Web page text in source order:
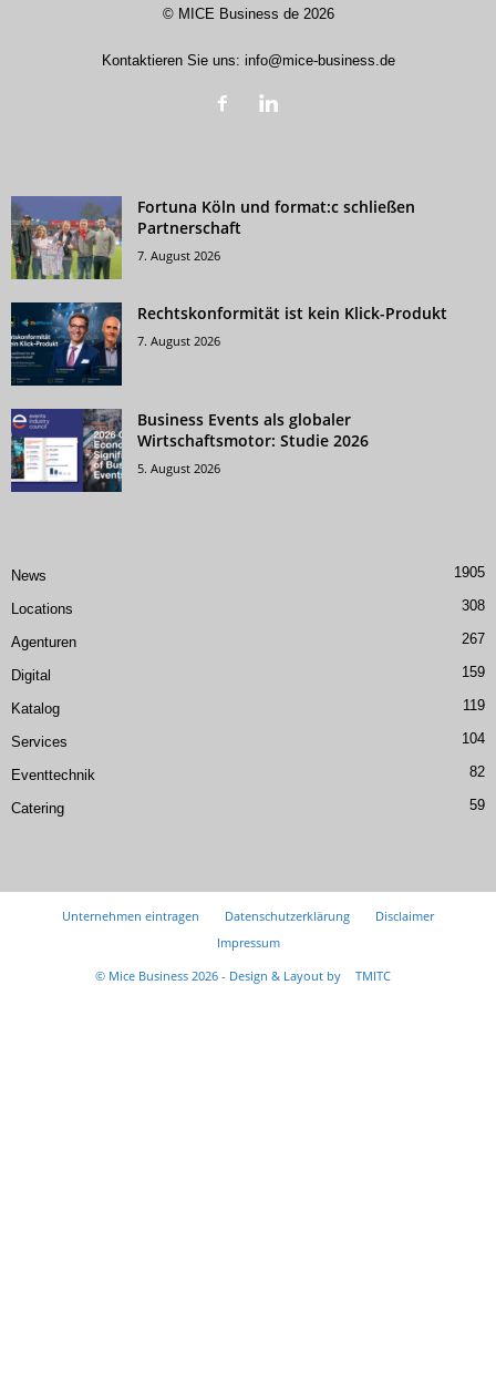
© MICE Business de2026
Kontaktieren Sie uns: info@mice-business.de
Fortuna Köln und format:c schließen
Partnerschaft
7. August 2026
Rechtskonformität ist kein Klick-Produkt
7. August 2026
Business Events als globaler
Wirtschaftsmotor: Studie 2026
5. August 2026
News 1905
Locations 308
Agenturen 267
Digital 159
Katalog 119
Services 104
Eventtechnik 82
Catering 59
Unternehmen eintragen Datenschutzerklärung
Disclaimer
Impressum
© Mice Business 2026 - Design & Layout by
TMITC